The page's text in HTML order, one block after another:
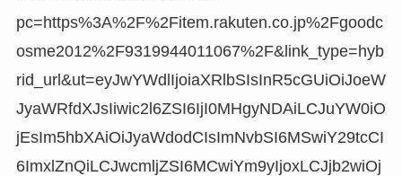
pc=https%3A%2F%2Fitem.rakuten.co.jp%2Fgoodc
osme2012%2F9319944011067%2F&link_type=hyb
rid_url&ut=eyJwYWdlIjoiaXRlbSIsInR5cGUiOiJoeW
JyaWRfdXJsIiwic2l6ZSI6IjI0MHgyNDAiLCJuYW0iO
jEsIm5hbXAiOiJyaWdodCIsImNvbSI6MSwiY29tcCI
6ImxlZnQiLCJwcmljZSI6MCwiYm9yIjoxLCJjb2wiOj